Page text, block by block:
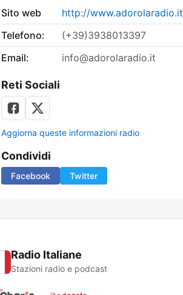
Sito web
http://www.adorolaradio.it
Telefono:
(+39)3938013397
Email:
info@adorolaradio.it
Reti Sociali
Aggiorna queste informazioni radio
Condividi
Facebook Twitter
Radio Italiane
Stazioni radio e podcast